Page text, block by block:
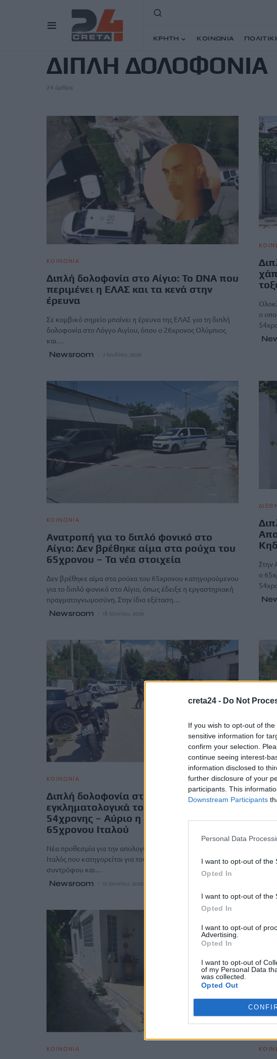
creta24 - Do Not
If you wish to opt-out of
sensitive information for
confirm your selection.
continue seeing interest-
information disclosed to
further disclosure of your
participants. This
Downstream Participants
Personal Data
I want to opt-out of the
Opted In
I want to opt-out of the
Opted In
I want to opt-out of
Advertising.
Opted In
I want to opt-out of
of my Personal Data
was collected.
Opted Out
ΚΡΗΤΗ ΚΟΙΝΩΝΙΑ
ΔΙΠΛΗ ΔΟΛΟΦΟΝΙΑ
24 άρθρα
ΚΟΙΝΩΝΙΑ
Διπλή δολοφονία στο Αίγιο: Το DNA που
περιμένει η ΕΛΑΣ και τα κενά στην
έρευνα
Σε κομβικό σημείο μπαίνει η έρευνα της ΕΛΑΣ για τη διπλή
δολοφονία στο Λόγγο Αιγίου, όπου ο 26χρονος Ολύμπιος
και…
Newsroom 7 Ιουλίου, 2026
ο
ΚΟΙΝΩΝΙΑ
Ανατροπή για το διπλό φονικό στο
Αίγιο: Δεν βρέθηκε αίμα στα ρούχα του
65χρονου – Τα νέα στοιχεία
Δεν βρέθηκε αίμα στα ρούχα του 65χρονου κατηγορούμενου
για το διπλό φονικό στο Αίγιο, όπως έδειξε η εργαστηριακή
πραγματογνωμοσύνη. Στην ίδια εξέταση…
Newsroom 18 Ιουνίου, 2026
Στην
ο
ΚΟΙΝΩΝΙΑ
Διπλή δολοφονία στο Αίγιο: Στα
εγκληματολογικά το κινητό της
54χρονης – Αύριο η απολογία του
65χρονου Ιταλού
Νέα προθεσμία για την απολογία του έλαβε ο 65χρονος
Ιταλός που κατηγορείται για τον θάνατο της 54χρονου
συντρόφου και…
Newsroom 12 Ιουνίου, 2026
τα
ΚΟΙΝΩΝΙΑ